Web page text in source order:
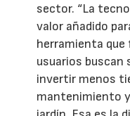
sector. “La
valor añadido
herramienta que
usuarios buscan
invertir menos
mantenimiento